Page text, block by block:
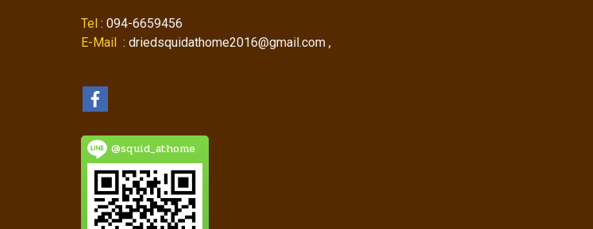
Tel : 094-6659456
E-Mail : driedsquidathome2016@gmail.com ,
@squid_athome